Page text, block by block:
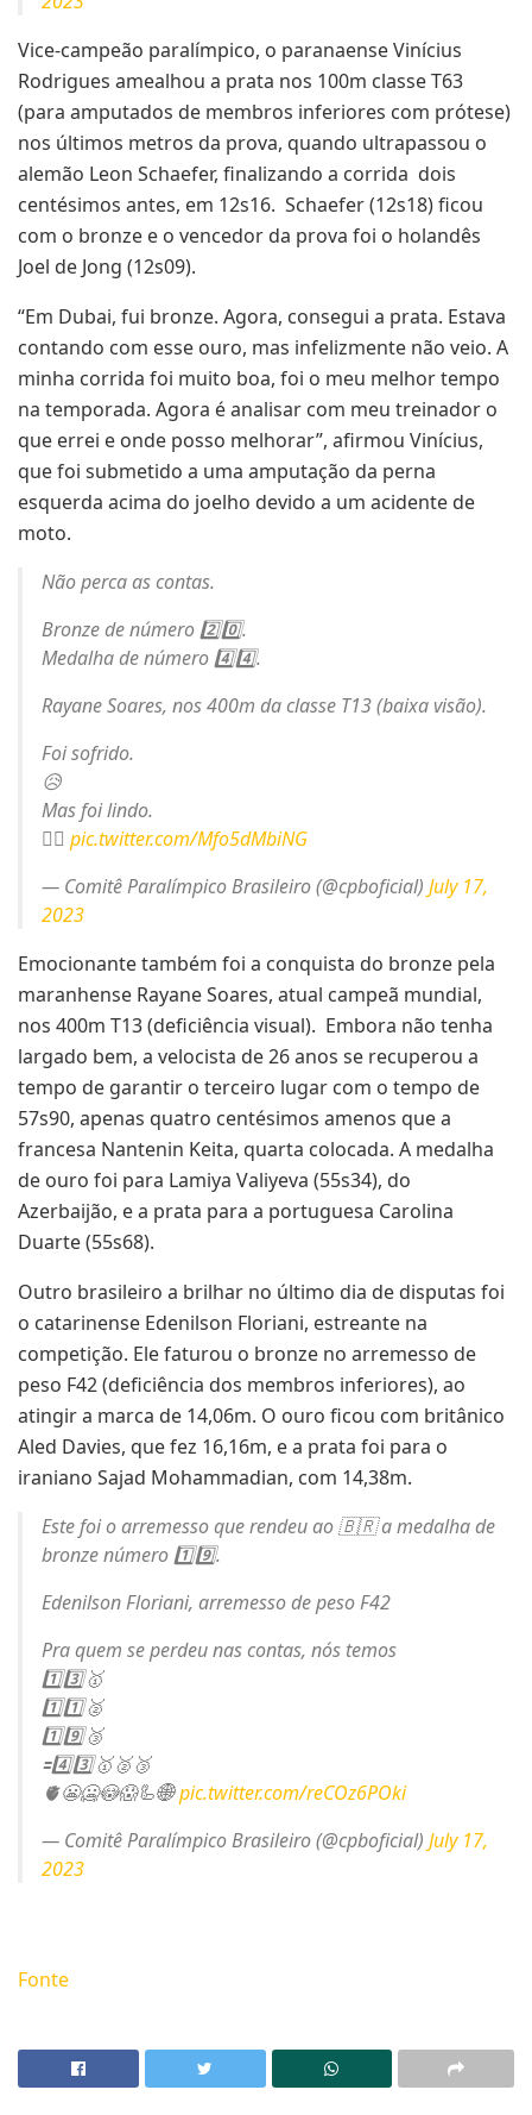
Vice-campeão paralímpico, o paranaense Vinícius
Rodrigues amealhou a prata nos 100m classe T63
(para amputados de membros inferiores com prótese)
nos últimos metros da prova, quando ultrapassou o
alemão Leon Schaefer, finalizando a corrida dois
centésimos antes, em 12s16. Schaefer (12s18) ficou
com o bronze e o vencedor da prova foi o holandês
Joel de Jong (12s09).
“Em Dubai, fui bronze. Agora, consegui a prata. Estava
contando com esse ouro, mas infelizmente não veio. A
minha corrida foi muito boa, foi o meu melhor tempo
na temporada. Agora é analisar com meu treinador o
que errei e onde posso melhorar”, afirmou Vinícius,
que foi submetido a uma amputação da perna
esquerda acima do joelho devido a um acidente de
moto.
Não perca as contas.
Bronze de número 2️⃣0️⃣.
Medalha de número 4️⃣4️⃣.
Rayane Soares, nos 400m da classe T13 (baixa visão).
Foi sofrido.
😥
Mas foi lindo.
❤️‍🔥 pic.twitter.com/Mfo5dMbiNG
— Comitê Paralímpico Brasileiro (@cpboficial) July 17,
2023
Emocionante também foi a conquista do bronze pela
maranhense Rayane Soares, atual campeã mundial,
nos 400m T13 (deficiência visual). Embora não tenha
largado bem, a velocista de 26 anos se recuperou a
tempo de garantir o terceiro lugar com o tempo de
57s90, apenas quatro centésimos amenos que a
francesa Nantenin Keita, quarta colocada. A medalha
de ouro foi para Lamiya Valiyeva (55s34), do
Azerbaijão, e a prata para a portuguesa Carolina
Duarte (55s68).
Outro brasileiro a brilhar no último dia de disputas foi
o catarinense Edenilson Floriani, estreante na
competição. Ele faturou o bronze no arremesso de
peso F42 (deficiência dos membros inferiores), ao
atingir a marca de 14,06m. O ouro ficou com britânico
Aled Davies, que fez 16,16m, e a prata foi para o
iraniano Sajad Mohammadian, com 14,38m.
Este foi o arremesso que rendeu ao 🇧🇷 a medalha de
bronze número 1️⃣9️⃣.
Edenilson Floriani, arremesso de peso F42
Pra quem se perdeu nas contas, nós temos
1️⃣3️⃣🥇
1️⃣1️⃣🥈
1️⃣9️⃣🥉
🟰4️⃣3️⃣🥇🥈🥉
🫀😬🥶😳😱🦾🌐pic.twitter.com/reCOz6POki
— Comitê Paralímpico Brasileiro (@cpboficial) July 17,
2023
Fonte